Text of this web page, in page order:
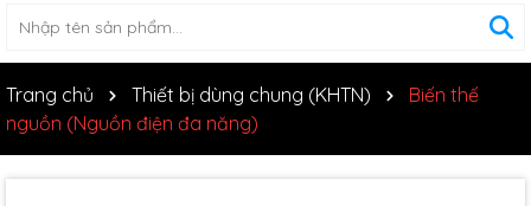
Trang chủ Thiết bị dùng chung (KHTN)
Biến thế
nguồn (Nguồn điện đa năng)